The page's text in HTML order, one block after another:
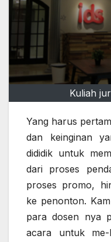
Kuliah
Yang harus
dan keinginan
dididik untuk
dari proses
proses promo,
ke penonton.
para dosen nya
acara untuk